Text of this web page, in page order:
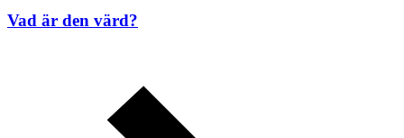
Vad är den värd?